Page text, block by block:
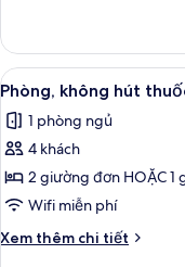
of
House
C/I
3PM
C/O
8AM)
Phòng,
không
hút
(Run
of
C/I
3PM
8AM)
Xem
tất
cả
ảnh
Phòng,
không
hút
thuốc
2
Phòng, không hút
1 phòng ngủ
4 khách
2 giường đơn HOẶC 1
Wifi miễn phí
Xem thêm chi tiết
Chi